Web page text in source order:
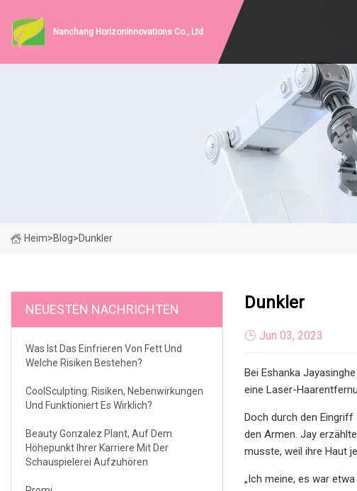
Nanchang HorizonInnovations Co., Ltd
Heim>Blog>Dunkler
NEUESTEN NACHRICHTEN
Was Ist Das Einfrieren Von Fett Und
Welche Risiken Bestehen?
CoolSculpting: Risiken, Nebenwirkungen
Und Funktioniert Es Wirklich?
Beauty Gonzalez Plant, Auf Dem
Höhepunkt Ihrer Karriere Mit Der
Schauspielerei Aufzuhören
Dunkler
Jun 03, 2023
Bei Eshanka
eine Laser-
Doch durch den
den Armen. Jay
musste, weil ihre Haut
„Ich meine, es war